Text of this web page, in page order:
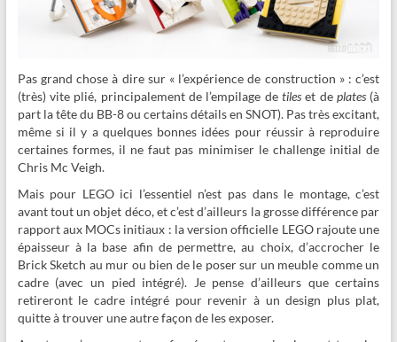
Pas grand chose à dire sur « l’expérience de construction » : c’est
(très) vite plié, principalement de l’empilage de tileset de plates(à
part la tête du BB-8 ou certains détails en SNOT). Pas très excitant,
même si il y a quelques bonnes idées pour réussir à reproduire
certaines formes, il ne faut pas minimiser le challenge initial de
Chris Mc Veigh.
Mais pour LEGO ici l’essentiel n’est pas dans le montage, c’est
avant tout un objet déco, et c’est d’ailleurs la grosse différence par
rapport aux MOCs initiaux : la version officielle LEGO rajoute une
épaisseur à la base afin de permettre, au choix, d’accrocher le
Brick Sketch au mur ou bien de le poser sur un meuble comme un
cadre (avec un pied intégré). Je pense d’ailleurs que certains
retireront le cadre intégré pour revenir à un design plus plat,
quitte à trouver une autre façon de les exposer.